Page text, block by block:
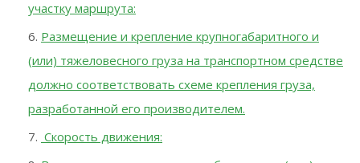
участку маршрута:
Размещение и крепление крупногабаритного и
(или) тяжеловесного груза на транспортном средстве
должно соответствовать схеме крепления груза,
разработанной его производителем.
Скорость движения: